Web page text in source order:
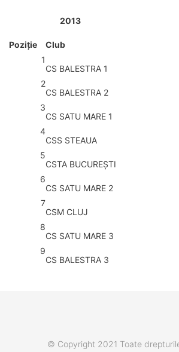
2013
Poziţie
Club
1
CS BALESTRA 1
2
CS BALESTRA 2
3
CS SATU MARE 1
4
CSS STEAUA
5
CSTA BUCUREŞTI
6
CS SATU MARE 2
7
CSM CLUJ
8
CS SATU MARE 3
9
CS BALESTRA 3
© Copyright 2021 Toate